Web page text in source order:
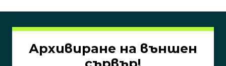
Архивиране на външен